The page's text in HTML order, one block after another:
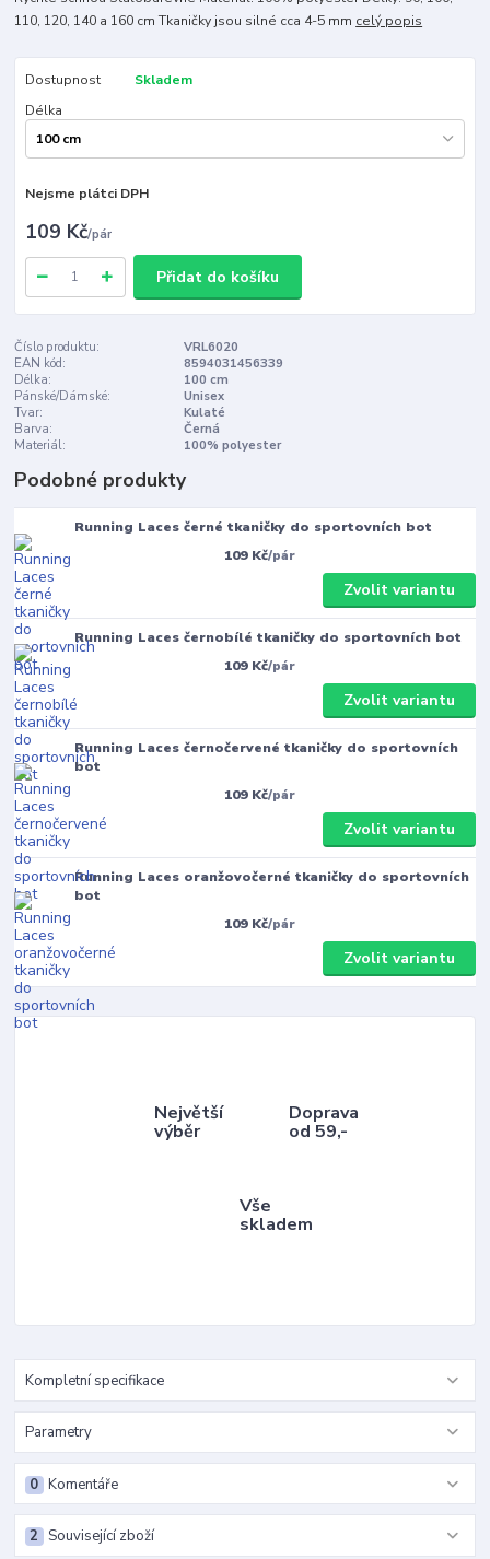
110, 120, 140 a 160 cm Tkaničky jsou silné cca 4-5 mm celý popis
Dostupnost
Skladem
Délka
Nejsme plátci DPH
109 Kč/pár
Přidat do košíku
Číslo produktu:
VRL6020
EAN kód:
8594031456339
Délka:
100 cm
Pánské/Dámské:
Unisex
Tvar:
Kulaté
Barva:
Černá
Materiál:
100% polyester
Podobné produkty
Running Laces černé tkaničky do sportovních bot
109 Kč/pár
Zvolit variantu
Running Laces černobílé tkaničky do sportovních bot
109 Kč/pár
Zvolit variantu
Running Laces černočervené tkaničky do sportovních
bot
109 Kč/pár
Zvolit variantu
Running Laces oranžovočerné tkaničky do sportovních
bot
109 Kč/pár
Zvolit variantu
Největší
výběr
Doprava
od 59,-
Vše
skladem
Kompletní specifikace
Parametry
Komentáře
0
Související zboží
2